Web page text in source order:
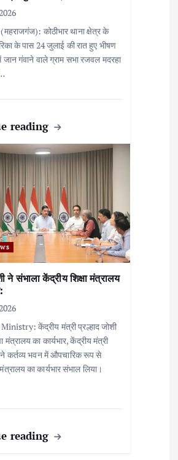
(महराजगंज): कोठीभार थाना क्षेत्र के
के पास 24 जुलाई की रात हुए भीषण
गंवाने वाले ग्राम सभा रजवल मदरहा
reading
ने संभाला केंद्रीय शिक्षा मंत्रालय
केंद्रीय मंत्री प्रल्हाद जोशी
मंत्रालय का कार्यभार, केंद्रीय मंत्री
ने कर्तव्य भवन में औपचारिक रूप से
का कार्यभार संभाल लिया।
reading